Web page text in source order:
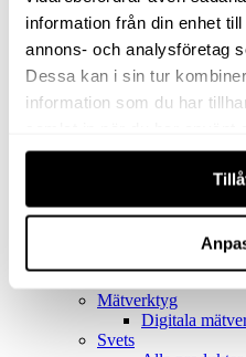
information från din enhet
annons- och analysföretag
Dessa kan i sin tur
information som du har
Golv- &
Munstycke
Motor
Reservdelar
Rör & handtag
Alla produkter
Mätverktyg
Digitala
Svets